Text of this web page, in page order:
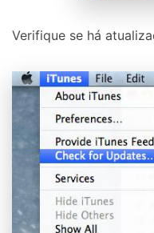
Verifique se há